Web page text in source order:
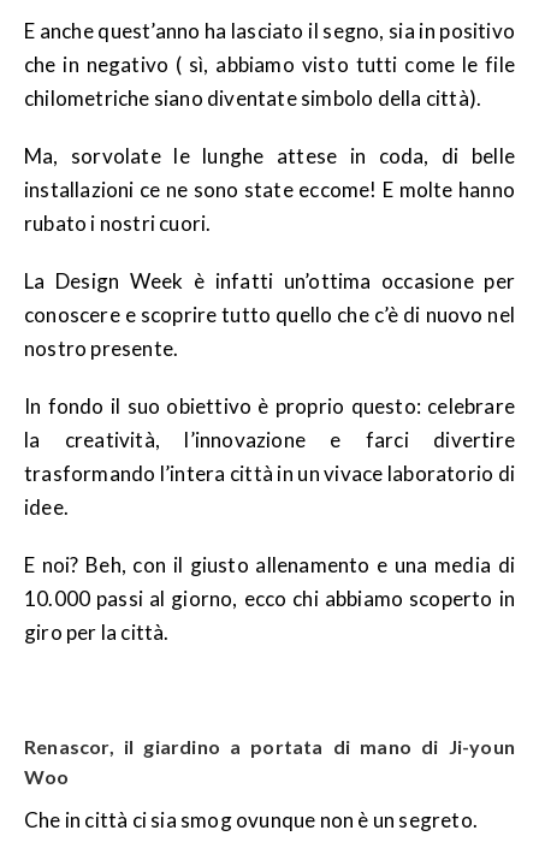
E anche quest’anno ha lasciato il segno, sia in positivo
che in negativo ( sì, abbiamo visto tutti come le file
chilometriche siano diventate simbolo della città).
Ma, sorvolate le lunghe attese in coda, di belle
installazioni ce ne sono state eccome! E molte hanno
rubato i nostri cuori.
La Design Week è infatti un’ottima occasione per
conoscere e scoprire tutto quello che c’è di nuovo nel
nostro presente.
In fondo il suo obiettivo è proprio questo: celebrare
la creatività, l’innovazione e farci divertire
trasformando l’intera città in un vivace laboratorio di
idee.
E noi? Beh, con il giusto allenamento e una media di
10.000 passi al giorno, ecco chi abbiamo scoperto in
giro per la città.
Renascor, il giardino a portata di mano di Ji-youn
Woo
Che in città ci sia smog ovunque non è un segreto.